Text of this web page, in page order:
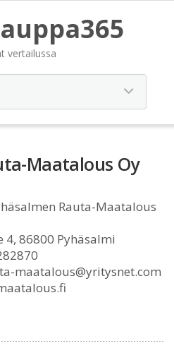
vertailussa
Maatalous Oy
Rauta-Maatalous
86800 Pyhäsalmi
maatalous@yritysnet.com